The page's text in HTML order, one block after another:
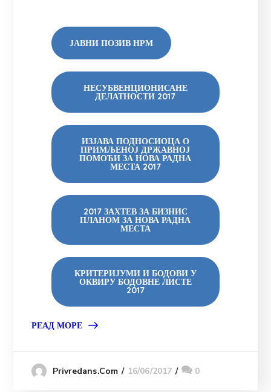
ЈАВНИ ПОЗИВ НРМ
НЕСУБВЕНЦИОНИСАНЕ
ДЕЛАТНОСТИ 2017
ИЗЈАВА ПОДНОСИОЦА О
ПРИМЉЕНОЈ ДРЖАВНОЈ
ПОМОЋИ ЗА НОВА РАДНА
МЕСТА 2017
2017 ЗАХТЕВ ЗА БИЗНИС
ПЛАНОМ ЗА НОВА РАДНА
МЕСТА
КРИТЕРИЈУМИ И БОДОВИ У
ОКВИРУ БОДОВНЕ ЛИСТЕ
2017
РЕАД МОРЕ
Privredans.com 16/06/2017 0